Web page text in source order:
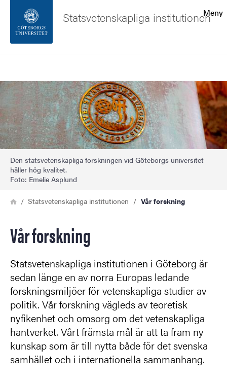
Sidfoten
Om webbplatsen
Meny
Statsvetenskapliga institutionen
Bild
Den statsvetenskapliga forskningen vid Göteborgs universitet
håller hög kvalitet.
Foto: Emelie Asplund
Länkstig
HemStatsvetenskapliga institutionen Vår forskning
Vår forskning
Statsvetenskapliga institutionen i Göteborg är
sedan länge en av norra Europas ledande
forskningsmiljöer för vetenskapliga studier av
politik. Vår forskning vägleds av teoretisk
nyfikenhet och omsorg om det vetenskapliga
hantverket. Vårt främsta mål är att ta fram ny
kunskap som är till nytta både för det svenska
samhället och i internationella sammanhang.